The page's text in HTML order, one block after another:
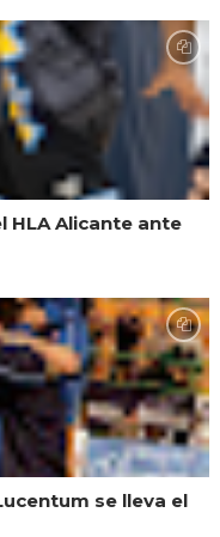
HLA Alicante ante
se lleva el